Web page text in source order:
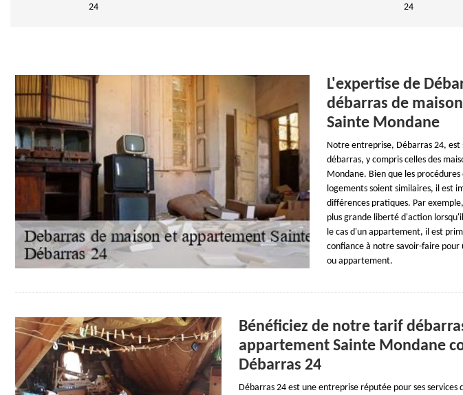
24
24
L'expertise de
débarras de
Sainte Mondane
Notre entreprise, Débarras 24, est
débarras, y compris celles des
Mondane. Bien que les
logements soient similaires, il est
différences pratiques. Par
plus grande liberté d'action
le cas d'un appartement, il est
confiance à notre savoir-faire pour
ou appartement.
Bénéficiez de notre tarif
appartement Sainte Mondane
Débarras 24
Débarras 24 est une entreprise réputée pour ses